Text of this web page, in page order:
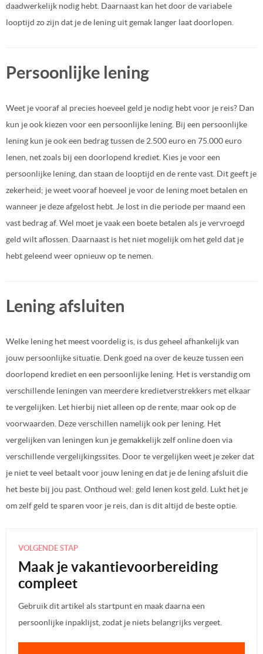
daadwerkelijk nodig hebt. Daarnaast kan het door de variabele
looptijd zo zijn dat je de lening uit gemak langer laat doorlopen.
Persoonlijke lening
Weet je vooraf al precies hoeveel geld je nodig hebt voor je reis? Dan
kun je ook kiezen voor een persoonlijke lening. Bij een persoonlijke
lening kun je ook een bedrag tussen de 2.500 euro en 75.000 euro
lenen, net zoals bij een doorlopend krediet. Kies je voor een
persoonlijke lening, dan staan de looptijd en de rente vast. Dit geeft je
zekerheid; je weet vooraf hoeveel je voor de lening moet betalen en
wanneer je deze afgelost hebt. Je lost in die periode per maand een
vast bedrag af. Wel moet je vaak een boete betalen als je vervroegd
geld wilt aflossen. Daarnaast is het niet mogelijk om het geld dat je
hebt geleend weer opnieuw op te nemen.
Lening afsluiten
Welke lening het meest voordelig is, is dus geheel afhankelijk van
jouw persoonlijke situatie. Denk goed na over de keuze tussen een
doorlopend krediet en een persoonlijke lening. Het is verstandig om
verschillende leningen van meerdere kredietverstrekkers met elkaar
te vergelijken. Let hierbij niet alleen op de rente, maar ook op de
voorwaarden. Deze verschillen namelijk ook per lening. Het
vergelijken van leningen kun je gemakkelijk zelf online doen via
verschillende vergelijkingssites. Door te vergelijken weet je zeker dat
je niet te veel betaalt voor jouw lening en dat je de lening afsluit die
het beste bij jou past. Onthoud wel: geld lenen kost geld. Lukt het je
om zelf geld tesparen voor je reis, dan is dit altijd de beste optie.
VOLGENDE STAP
Maak je vakantievoorbereiding
compleet
Gebruik dit artikel als startpunt en maak daarna een
persoonlijke inpaklijst, zodat je niets belangrijks vergeet.